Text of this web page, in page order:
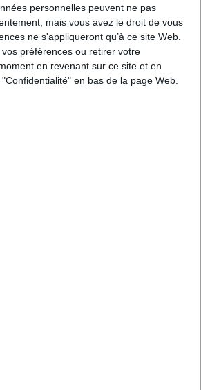
personnelles peuvent ne pas
mais vous avez le droit de vous
ne s'appliqueront qu’à ce site Web.
préférences ou retirer votre
en revenant sur ce site et en
en bas de la page Web.
à un cercle nu pour
contrecollé sur polyphane.
réaliser un abat-jour festonné.